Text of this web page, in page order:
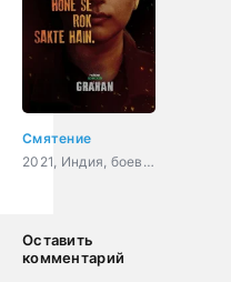
Смятение
2021, Индия, боевик, триллер, драма, история
Оставить
комментарий